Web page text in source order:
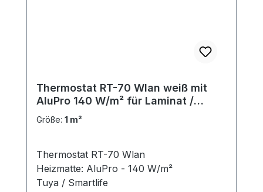
Thermostat RT-70 Wlan weiß mit
AluPro 140 W/m² für Laminat /
Klickvinyl
Größe: 1 m²
Thermostat RT-70 Wlan
Heizmatte: AluPro - 140 W/m²
Tuya / Smartlife